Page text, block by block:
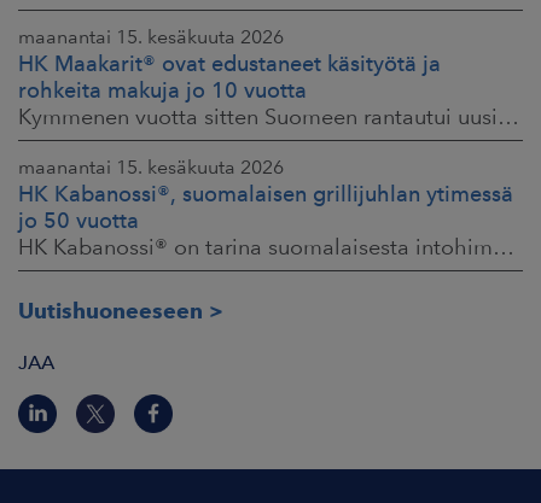
maanantai 15. kesäkuuta 2026
HK Maakarit® ovat edustaneet käsityötä ja
rohkeita makuja jo 10 vuotta
Kymmenen vuotta sitten Suomeen rantautui uusi ilmiö: artesaanihenkisyys. Pienpanimoiden ja käsityöläistuotteiden nostaessa päätään HKFoodsilla tunnistettiin,
maanantai 15. kesäkuuta 2026
HK Kabanossi®, suomalaisen grillijuhlan ytimessä
jo 50 vuotta
HK Kabanossi® on tarina suomalaisesta intohimosta, innovaatiosta ja yhteisistä hetkistä grillin äärellä. Se on legenda, joka ei alkanut suurista strategioista,
Uutishuoneeseen
JAA